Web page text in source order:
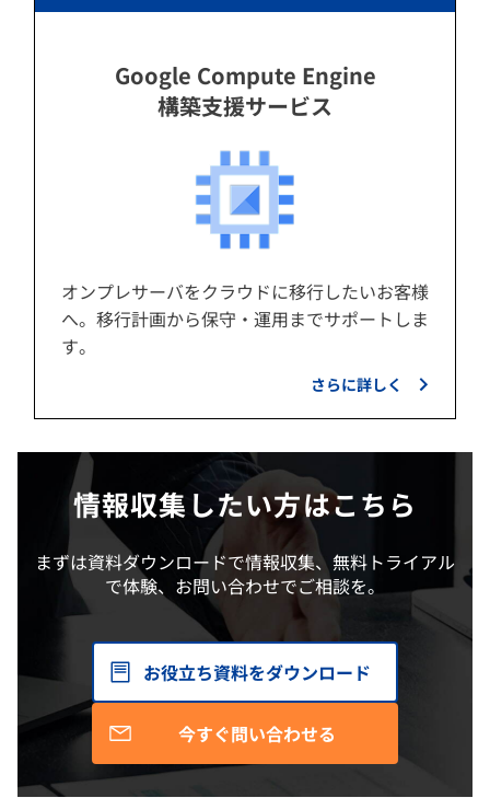
Google Compute Engine
構築支援サービス
オンプレサーバをクラウドに移行したいお客様
へ。移行計画から保守・運用までサポートしま
す。
さらに詳しく
情報収集したい方はこちら
まずは資料ダウンロードで情報収集、無料トライアル
で体験、お問い合わせでご相談を。
お役立ち資料をダウンロード
今すぐ問い合わせる